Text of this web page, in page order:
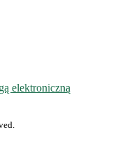
elektroniczną